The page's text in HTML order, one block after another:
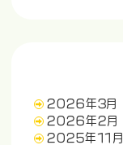
2026年3月
2026年2月
2025年11月